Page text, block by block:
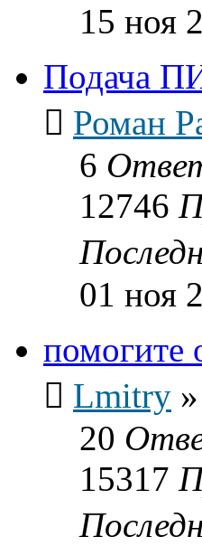
15 ноя
Подача
Роман
6
12746
01 ноя
помогите
Lmitry »
20
15317